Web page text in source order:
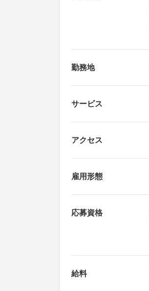
勤務地
サービス
アクセス
雇用形態
応募資格
給料